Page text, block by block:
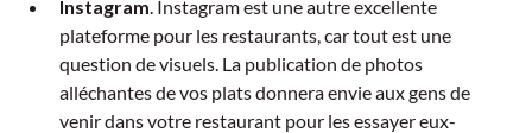
Instagram . Instagram est une autre excellente
plateforme pour les restaurants, car tout est une
question de visuels. La publication de photos
alléchantes de vos plats donnera envie aux gens de
venir dans votre restaurant pour les essayer eux-